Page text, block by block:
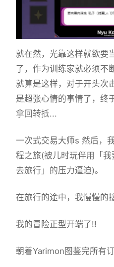
就在然，光靠这样就欲要
了，作为训练家就必须不
就算是这样，对于开头次
是超张心情的事情了，终
拿回转抵...
一次式交易大师s 然后，
程之旅(被儿时玩伴用「
去旅行」的压力逼迫)。
在旅行的途中，我慢慢的
我的冒险正型开端了!!
朝着Yarimon图鉴完所有